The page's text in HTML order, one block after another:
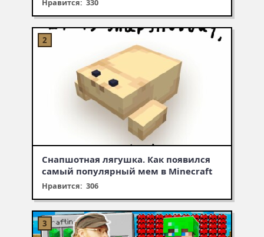
Нравится: 330
Снапшотная лягушка. Как появился
самый популярный мем в Minecraft
Нравится: 306